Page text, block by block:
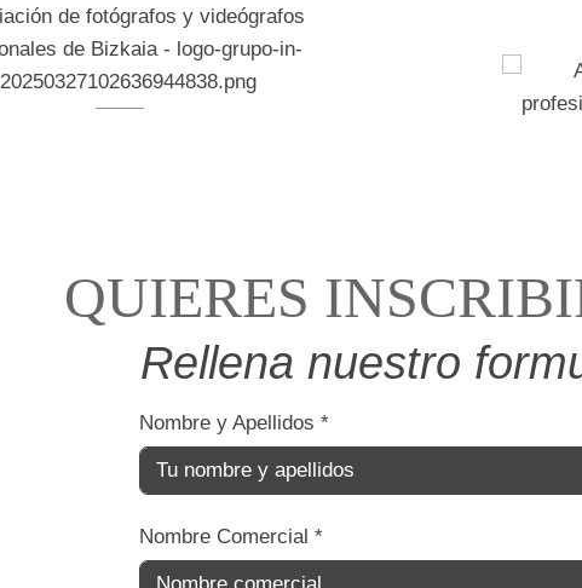
QUIERES
Rellena nuestro
Nombre y Apellidos *
Nombre Comercial *